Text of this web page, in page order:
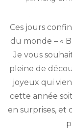
Ces jours
du monde – «
Je vous
pleine de
joyeux qui
cette année
en surprises, et